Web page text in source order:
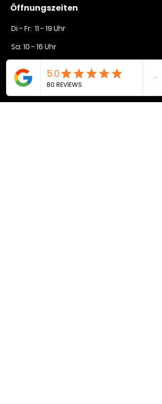
Öffnungszeiten
Di - Fr: 11 - 19 Uhr
Sa: 10 - 16 Uhr​​
Unser Geschäft